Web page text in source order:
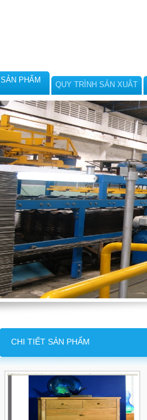
SẢN PHẨM
QUY TRÌNH SẢN XUÂT
CHI TIẾT SẢN PHẨM